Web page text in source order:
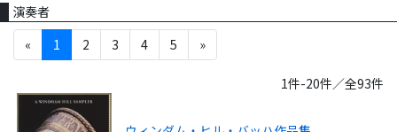
演奏者
«
1 2 3 4 5 »
1件-20件／全93件